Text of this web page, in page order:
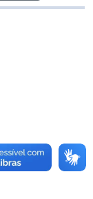
para área de